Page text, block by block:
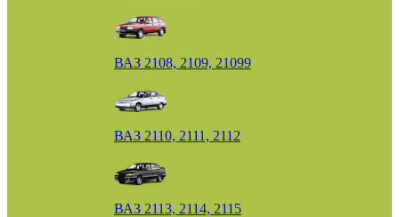
ВАЗ 2108, 2109, 21099
ВАЗ 2110, 2111, 2112
ВАЗ 2113, 2114, 2115